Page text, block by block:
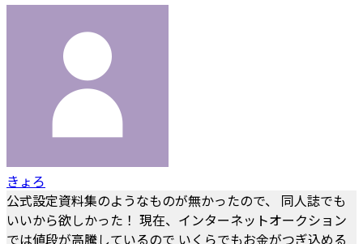
きょろ
公式設定資料集のようなものが無かったので、 同人誌でも
いいから欲しかった！ 現在、インターネットオークション
では値段が高騰しているので いくらでもお金がつぎ込める